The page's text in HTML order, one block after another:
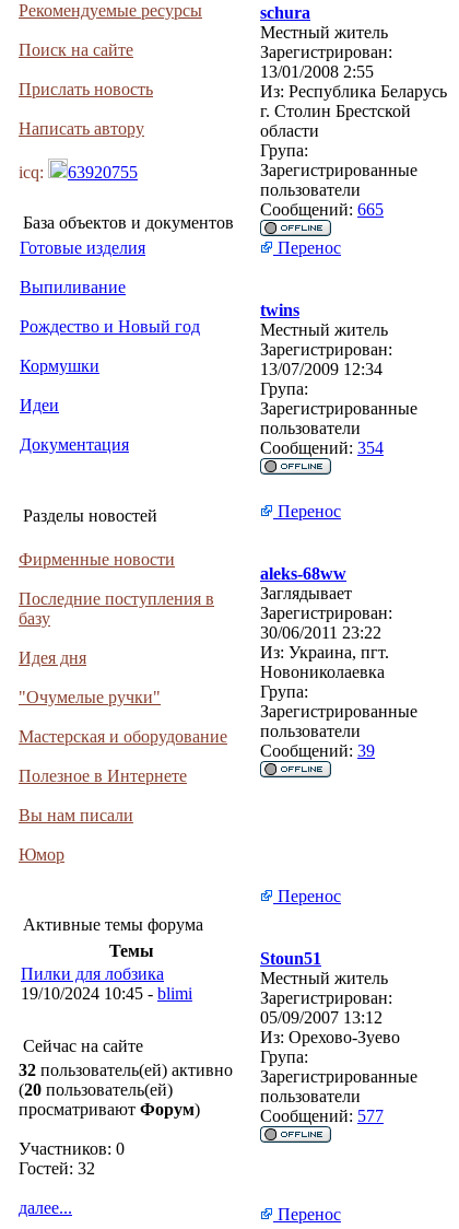
Рекомендуемые ресурсы
Поиск на сайте
Прислать новость
Написать автору
icq: 63920755
База объектов и документов
Готовые изделия
Выпиливание
Рождество и Новый год
Кормушки
Идеи
Документация
Разделы новостей
Фирменные новости
Последние поступления в
базу
Идея дня
"Очумелые ручки"
Мастерская и оборудование
Полезное в Интернете
Вы нам писали
Юмор
Активные темы форума
Темы
Пилки для лобзика
19/10/2024 10:45 - blimi
Сейчас на сайте
32 пользователь(ей) активно
(20 пользователь(ей)
просматривают Форум)
Участников: 0
Гостей: 32
далее...
schura
Местный житель
Зарегистрирован:
13/01/2008 2:55
Из: Республика Беларусь
г. Столин Брестской
области
Група:
Зарегистрированные
пользователи
Сообщений: 665
Перенос
twins
Местный житель
Зарегистрирован:
13/07/2009 12:34
Група:
Зарегистрированные
пользователи
Сообщений: 354
Перенос
aleks-68ww
Заглядывает
Зарегистрирован:
30/06/2011 23:22
Из: Украина, пгт.
Новониколаевка
Група:
Зарегистрированные
пользователи
Сообщений: 39
Перенос
Stoun51
Местный житель
Зарегистрирован:
05/09/2007 13:12
Из: Орехово-Зуево
Група:
Зарегистрированные
пользователи
Сообщений: 577
Перенос